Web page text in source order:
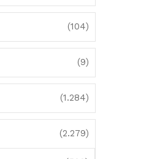
(104)
(9)
(1.284)
(2.279)